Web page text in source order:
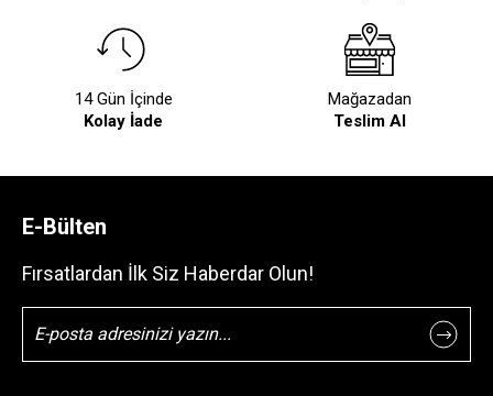
14 Gün İçinde
Kolay İade
Mağazadan
Teslim Al
E-Bülten
Fırsatlardan İlk Siz Haberdar Olun!